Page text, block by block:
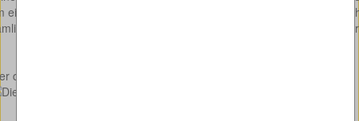
eine genaue Berechnung durchführen zu können, noch eine Zahl
die 51cm von den Schuhsohlen bis zu den Kniekehlen des
die Lösung möchte, bitte hier auf den Banner klicken: